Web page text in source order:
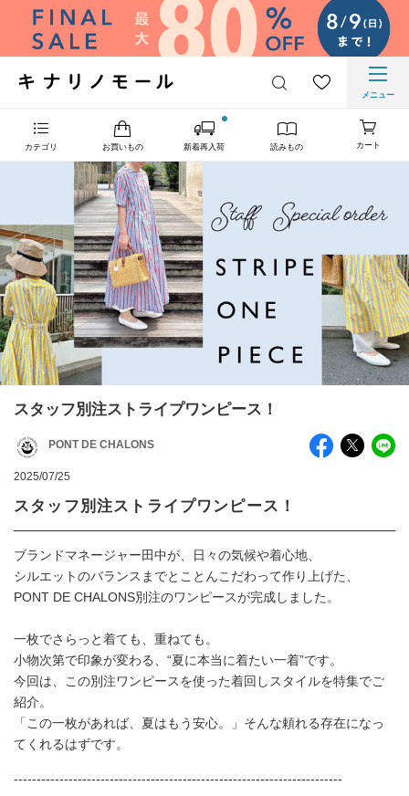
メニュー
カテゴリ お買いもの 新着再入荷 読みもの カート
スタッフ別注ストライプワンピース！
PONT DE CHALONS
2025/07/25
スタッフ別注ストライプワンピース！
ブランドマネージャー田中が、日々の気候や着心地、
シルエットのバランスまでとことんこだわって作り上げた、
PONT DE CHALONS別注のワンピースが完成しました。
一枚でさらっと着ても、重ねても。
小物次第で印象が変わる、“夏に本当に着たい一着”です。
今回は、この別注ワンピースを使った着回しスタイルを特集でご
紹介。
「この一枚があれば、夏はもう安心。」そんな頼れる存在になっ
てくれるはずです。
------------------------------------------------------------------------